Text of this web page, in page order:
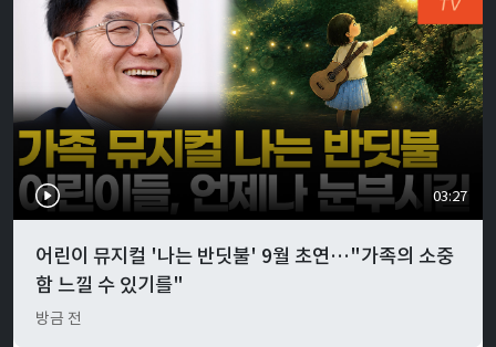
03:27
어린이 뮤지컬 '나는 반딧불' 9월 초연…"가족의 소중
함 느낄 수 있기를"
방금 전